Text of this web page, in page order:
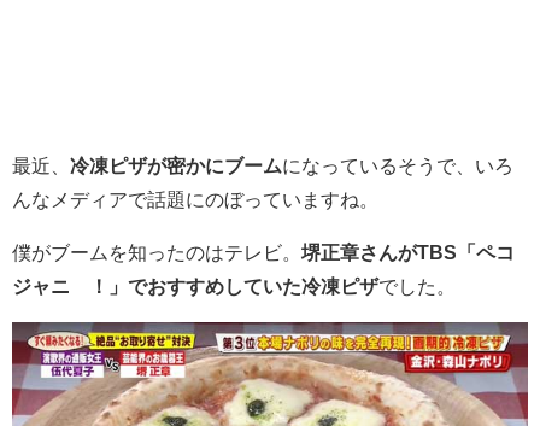
最近、 冷凍ピザが密かにブームになっているそうで、いろ
んなメディアで話題にのぼっていますね。
僕がブームを知ったのはテレビ。 堺正章さんがTBS 「ペコ
ジャニ
！」でおすすめしていた冷凍ピザでした。